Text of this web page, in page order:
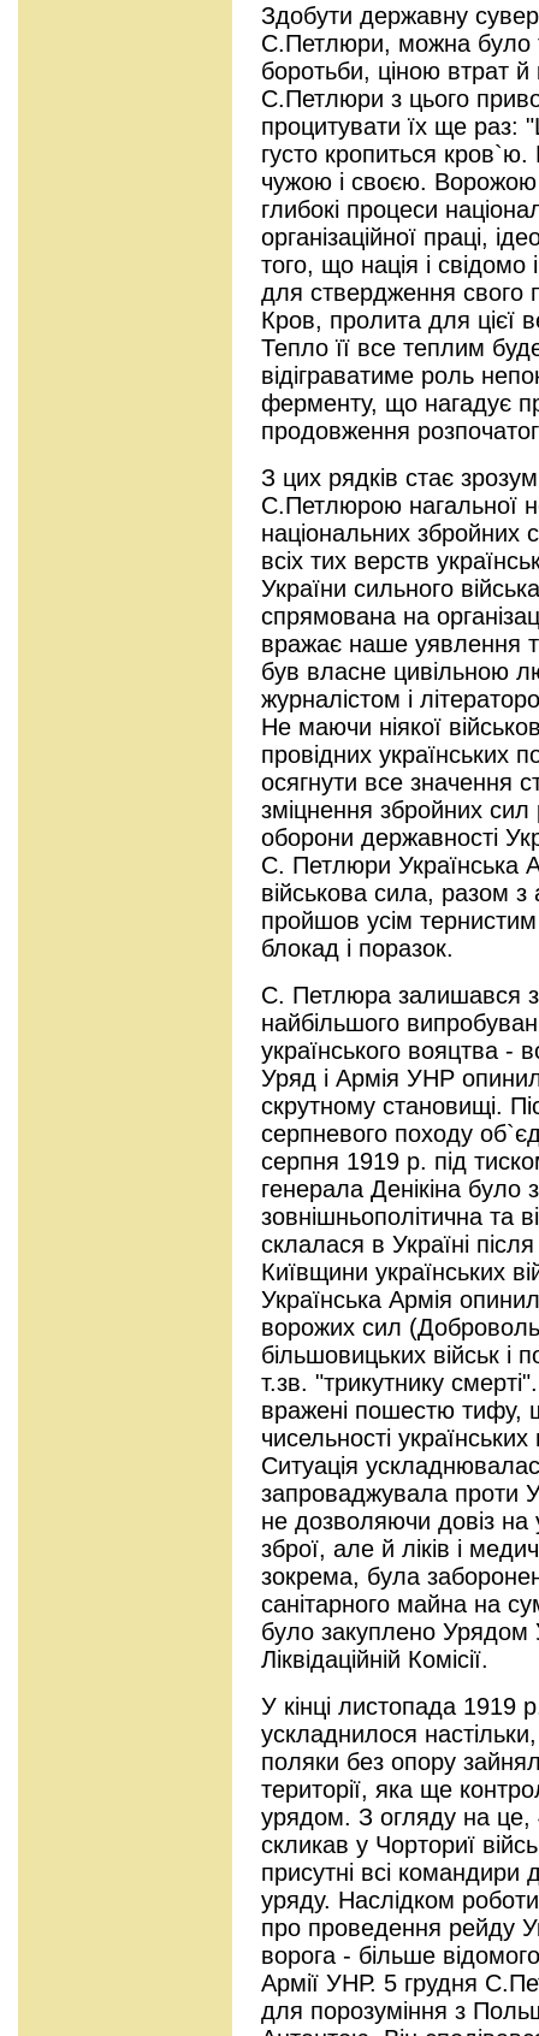
Здобути державну
С.Петлюри, можна було
боротьби, ціною втрат й
С.Петлюри з цього
процитувати їх ще раз:
густо кропиться
чужою і своєю. Ворожою
глибокі процеси
організаційної праці,
того, що нація і свідомо
для ствердження свого
Кров, пролита для цієї
Тепло її все теплим
відіграватиме роль
ферменту, що нагадує
продовження
З цих рядків стає
С.Петлюрою нагальної
національних збройних
всіх тих верств
України сильного
спрямована на
вражає наше уявлення
був власне цивільною
журналістом і
Не маючи ніякої
провідних українських
осягнути все значення
зміцнення збройних сил
оборони державності
С. Петлюри Українська
військова сила, разом
пройшов усім
блокад і поразок.
С. Петлюра залишався з
найбільшого
українського вояцтва -
Уряд і Армія УНР
скрутному становищі.
серпневого походу
серпня 1919 р. під
генерала Денікіна
зовнішньополітична та
склалася в Україні
Київщини українських
Українська Армія
ворожих сил
більшовицьких військ і
т.зв. "трикутнику
вражені пошестю тифу,
чисельності
Ситуація
запроваджувала проти
не дозволяючи довіз на
зброї, але й ліків і
зокрема, була
санітарного майна на
було закуплено Урядом
Ліквідаційній Комісії.
У кінці листопада 1919
ускладнилося
поляки без опору
території, яка ще
урядом. З огляду на
скликав у Чорториї
присутні всі командири
уряду. Наслідком
про проведення рейду
ворога - більше
Армії УНР. 5 грудня
для порозуміння з